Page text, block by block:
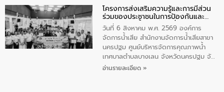
ประชาชน ตัวแทนจากโรงแรมต่างๆ ในเขต
เทศบาลตำบลราไวย์ ศูนย์บริหารจัดการ
คุณภาพน้ำเทศบาลตำบลราไวย์ นำโดยนาย
น้อย แก้วเศษ ผู้จัดการสำนักงานจัดการน้ำ
เสียสาขาภูเก็ต พร้อมด้วยเจ้าหน้าที่ จำนวน
5 คน ร่วมทำกิจกรรม ทำความสะอาด
ชายหาดและแหล่งท่องเที่ยว ณ บริเวณ
โครงการส่งเสริมความรู้และการมีส่วน
ร่วมของประชาชนในการป้องกันและ
แก้ไขปัญหาน้ำเสียอย่างยั่งยืน
วันที่ 6 สิงหาคม พ.ศ. 2569 องค์การ
จัดการน้ำเสีย สำนักงานจัดการน้ำเสียสาขา
นครปฐม ศูนย์บริหารจัดการคุณภาพน้ำ
เทศบาลตำบลบางเลน จังหวัดนครปฐม จัด
กิจกรรมภายใต้โครงการส่งเสริมความรู้และ
อ่านรายละเอียด »